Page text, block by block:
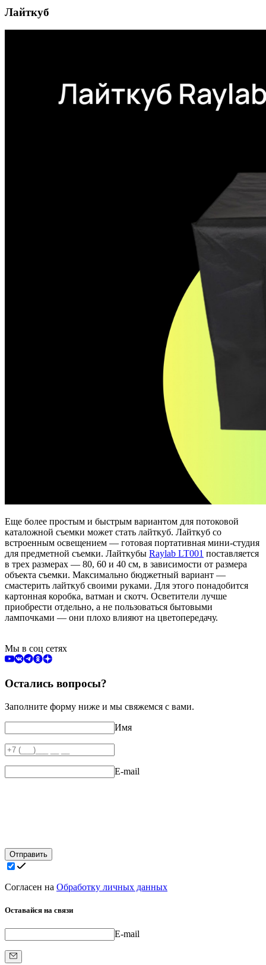
Лайткуб
Еще более простым и быстрым вариантом для потоковой
каталожной съемки может стать лайткуб. Лайткуб со
встроенным освещением — готовая портативная мини-студия
для предметной съемки. Лайткубы Raylab LT001 поставляется
в трех размерах — 80, 60 и 40 см, в зависимости от размера
объекта съемки. Максимально бюджетный вариант —
смастерить лайткуб своими руками. Для этого понадобится
картонная коробка, ватман и скотч. Осветители лучше
приобрести отдельно, а не пользоваться бытовыми
лампочками — они плохо влияют на цветопередачу.
Мы в соц сетях
Остались вопросы?
Заполните форму ниже и мы свяжемся с вами.
Имя
E-mail
Отправить
Согласен на Обработку личных данных
Оставайся на связи
E-mail